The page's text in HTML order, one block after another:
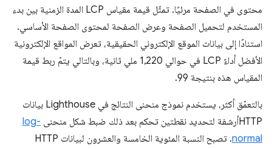
محتوى في الصفحة مرئيًا. تمثّل قيمة مقياس LCP المدة الزمنية بين بدء
المستخدم لتحميل الصفحة وعرض الصفحة لمحتوى الصفحة الأساسي.
استنادًا إلى بيانات الموقع الإلكتروني الحقيقية، تعرض المواقع الإلكترونية
الأفضل أداءً LCP في حوالي 1,220 ملي ثانية، وبالتالي يتمّ ربط قيمة
المقياس هذه بنتيجة 99.
بالتعمّق أكثر، يستخدم نموذج منحنى النتائج في Lighthouse بيانات
HTTPأرشفة لتحديد نقطتين تحكم بعد ذلك ضبط شكل منحنى
log-
normal
. تصبح النسبة المئوية الخامسة والعشرون لبيانات HTTP